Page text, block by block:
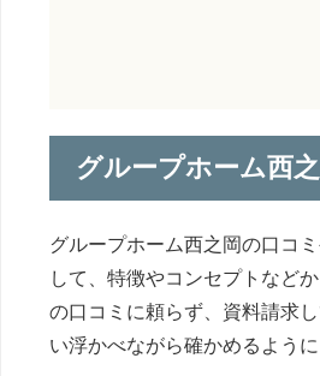
グループホーム西
グループホーム西之岡の口コ
して、特徴やコンセプトなど
の口コミに頼らず、資料請求
い浮かべながら確かめるように